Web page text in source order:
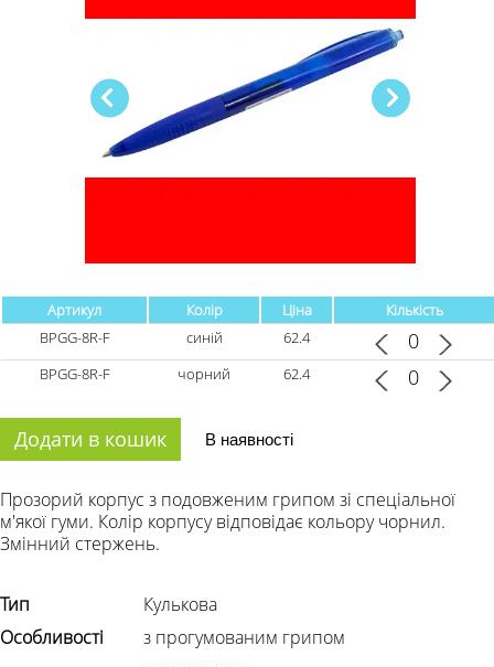
Артикул Колір Ціна
Кількість
BPGG-8R-F
синій
62.4
BPGG-8R-F
чорний 62.4
Додати в кошик В наявності
Прозорий корпус з подовженим грипом зі спеціальної
м'якої гуми. Колір корпусу відповідає кольору чорнил.
Змінний стержень.
Тип
Кулькова
Особливості
з прогумованим грипом